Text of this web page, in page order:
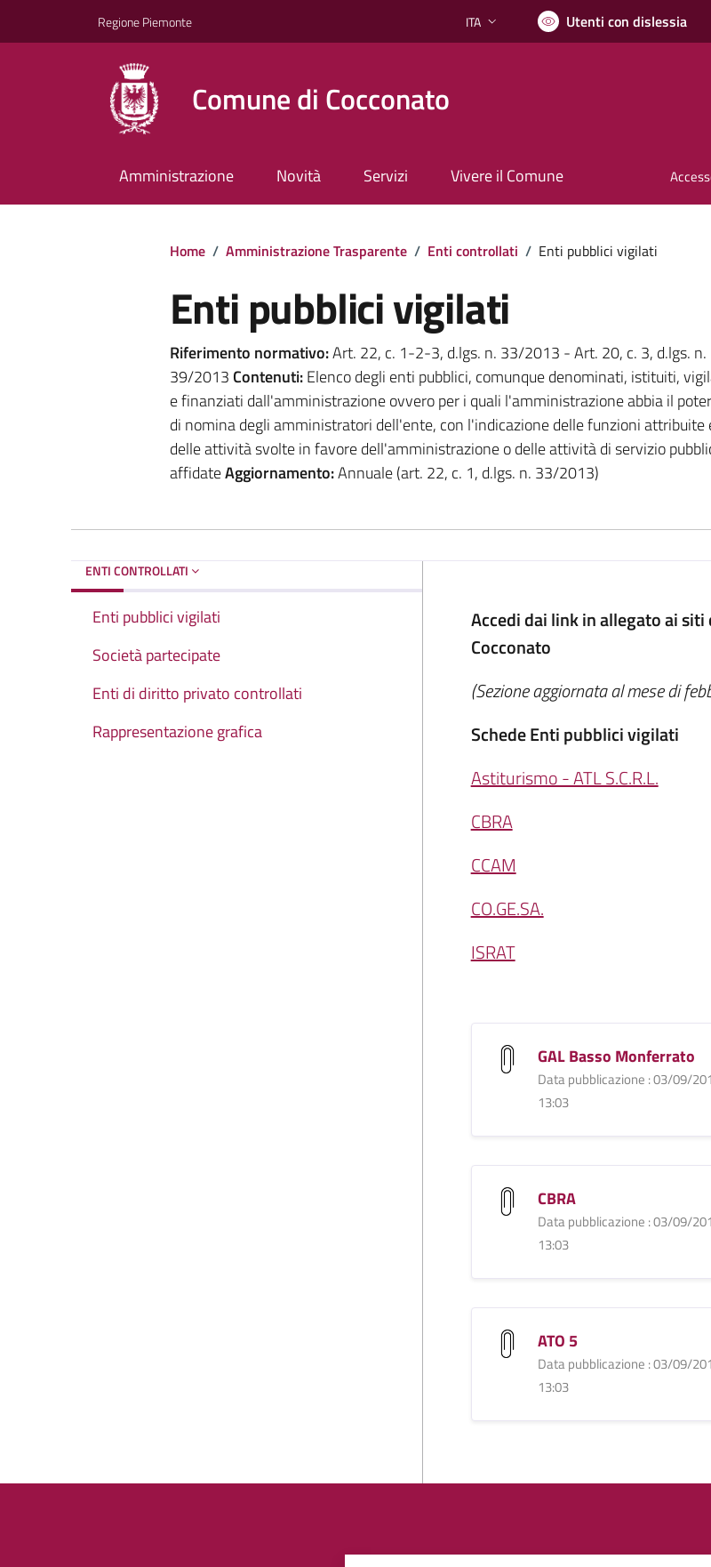
Regione Piemonte Lingua attiva:
ITA Utenti con dislessia
Comune di Cocconato
Amministrazione Novità Servizi Vivere il Comune
Home / Amministrazione Trasparente / Enti controllati / Enti pubblici vigilati
Enti pubblici vigilati
Riferimento normativo:Art. 22, c. 1-2-3, d.lgs. n. 33/2013 - Art. 20, c. 3, d.lgs. n.
39/2013 Contenuti:Elenco degli enti pubblici, comunque denominati, istituiti,
e finanziati dall'amministrazione ovvero per i quali l'amministrazione abbia il
di nomina degli amministratori dell'ente, con l'indicazione delle funzioni attribuite
delle attività svolte in favore dell'amministrazione o delle attività di servizio
affidateAggiornamento:Annuale (art. 22, c. 1, d.lgs. n. 33/2013)
ENTI CONTROLLATI
Enti pubblici vigilati
Società partecipate
Enti di diritto privato controllati
Rappresentazione grafica
Accedi dai link in allegato ai
Cocconato
(Sezione aggiornata al mese di
Schede Enti pubblici vigilati
Astiturismo - ATL S.C.R.L.
CBRA
CCAM
CO.GE.SA.
ISRAT
GAL Basso Monferrato
Data pubblicazione : 03/09/
13:03
CBRA
Data pubblicazione : 03/09/
13:03
ATO 5
Data pubblicazione : 03/09/
13:03